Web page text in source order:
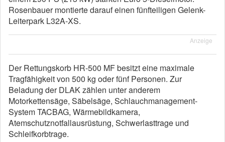
Rosenbauer montierte darauf einen fünfteiligen Gelenk-
Leiterpark L32A-XS.
Anzeige
Der Rettungskorb HR-500 MF besitzt eine maximale
Tragfähigkeit von 500 kg oder fünf Personen. Zur
Beladung der DLAK zählen unter anderem
Motorkettensäge, Säbelsäge, Schlauchmanagement-
System TACBAG, Wärmebildkamera,
Atemschutznotfallausrüstung, Schwerlasttrage und
Schleifkorbtrage.